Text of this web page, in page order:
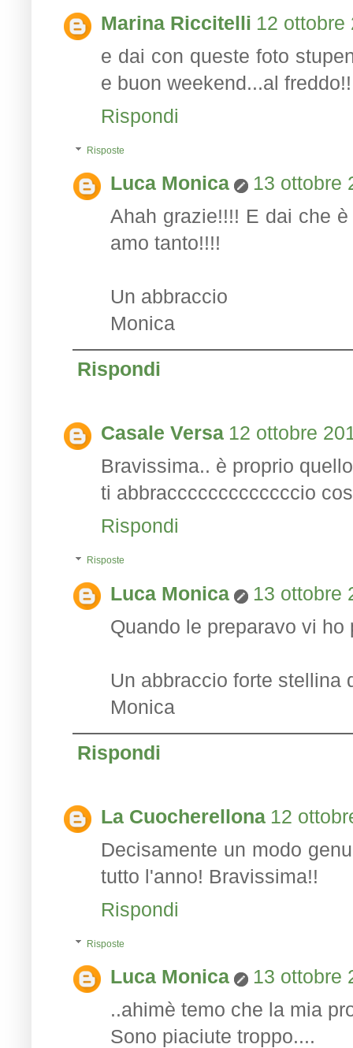
Marina Riccitelli 12 ottobre
e dai con queste foto
e buon weekend...al
Rispondi
Risposte
Luca Monica
13 ottobre
Ahah grazie!!!! E dai che
amo tanto!!!!
Un abbraccio
Monica
Rispondi
Casale Versa 12 ottobre
Bravissima.. è proprio
ti abbracccccccccccccio
Rispondi
Risposte
Luca Monica
13 ottobre
Quando le preparavo vi
Un abbraccio forte stellina
Monica
Rispondi
La Cuocherellona 12
Decisamente un modo
tutto l'anno! Bravissima!!
Rispondi
Risposte
Luca Monica
13 ottobre
..ahimè temo che la mia
Sono piaciute troppo....